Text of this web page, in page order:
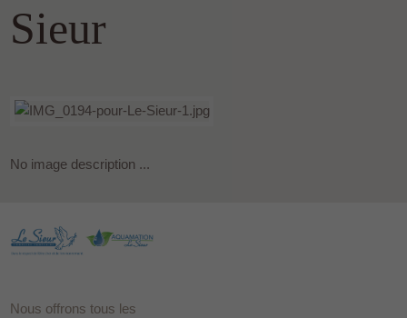
Sieur
No image description ...
Nous offrons tous les